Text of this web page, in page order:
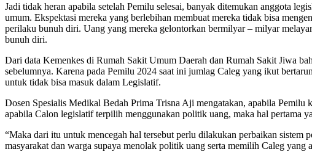
Jadi tidak heran apabila setelah Pemilu selesai, banyak ditemukan anggota
umum. Ekspektasi mereka yang berlebihan membuat mereka tidak bisa
perilaku bunuh diri. Uang yang mereka gelontorkan bermilyar – milyar
bunuh diri.
Dari data Kemenkes di Rumah Sakit Umum Daerah dan Rumah Sakit Jiwa
sebelumnya. Karena pada Pemilu 2024 saat ini jumlag Caleg yang ikut
untuk tidak bisa masuk dalam Legislatif.
Dosen Spesialis Medikal Bedah Prima Trisna Aji mengatakan, apabila
apabila Calon legislatif terpilih menggunakan politik uang, maka hal pertama
“Maka dari itu untuk mencegah hal tersebut perlu dilakukan perbaikan sistem
masyarakat dan warga supaya menolak politik uang serta memilih Caleg